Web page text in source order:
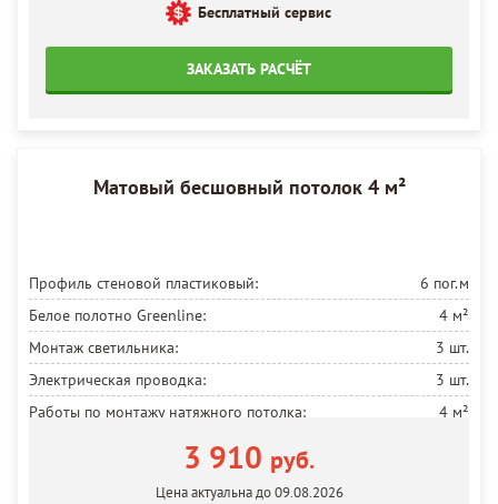
Бесплатный сервис
ЗАКАЗАТЬ РАСЧЁТ
Матовый бесшовный потолок 4 м²
Профиль стеновой пластиковый:
6 пог.м
Белое полотно Greenline:
4 м²
Монтаж светильника:
3 шт.
Электрическая проводка:
3 шт.
Работы по монтажу натяжного потолка:
4 м²
Установка светодиодной ленты:
Профиль для Контурной подсветки по периметру:
3 910 руб.
Цена актуальна до 09.08.2026